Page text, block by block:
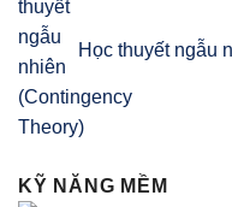
Học thuyết ngẫu
KỸ NĂNG MỀM